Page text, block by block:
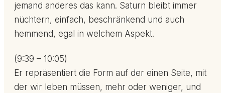
jemand anderes das kann. Saturn bleibt immer
nüchtern, einfach, beschränkend und auch
hemmend, egal in welchem Aspekt.
(9:39 – 10:05)
Er repräsentiert die Form auf der einen Seite, mit
der wir leben müssen, mehr oder weniger, und